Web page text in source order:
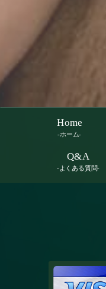
Home
-ホーム-
Q&A
-よくある質問-